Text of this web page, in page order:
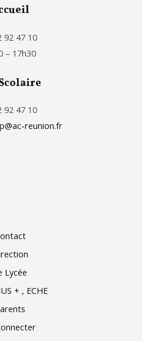
92 47 10
– 17h30
92 47 10
reunion.fr
Lycée
+ , ECHE